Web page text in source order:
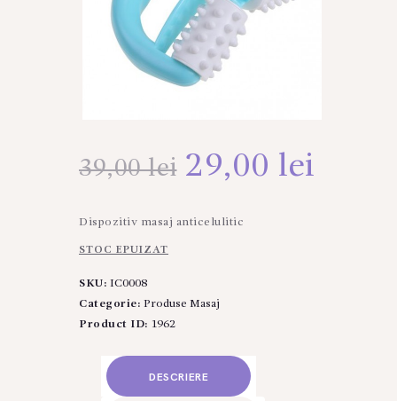
39,00lei Prețul
29,00 lei
Dispozitiv masaj anticelulitic
STOC EPUIZAT
SKU: IC0008
Categorie: Produse Masaj
Product ID: 1962
DESCRIERE